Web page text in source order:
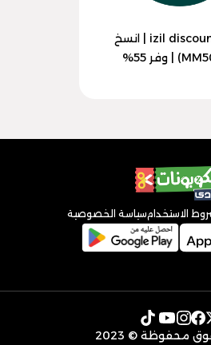
izil discount coupon | انسخ
الكوبون (MM50) | وفر 55%
الاستخدامسياسة الخصوصية
محفوظة © 2023